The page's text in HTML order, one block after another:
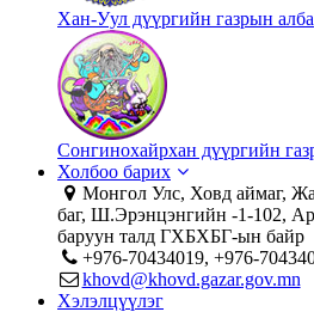
Хан-Уул дүүргийн газрын алба
Сонгинохайрхан дүүргийн
Холбоо барих
Монгол Улс, Ховд аймаг,
баг, Ш.Эрэнцэнгийн -1-102,
баруун талд ГХБХБГ-ын байр
+976-70434019, +976-
khovd@khovd.gazar.gov.mn
Хэлэлцүүлэг